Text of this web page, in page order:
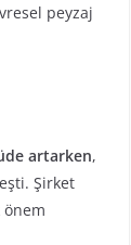
peyzaj
artarken,
Şirket